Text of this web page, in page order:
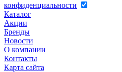
конфиденциальности
Каталог
Акции
Бренды
Новости
О компании
Контакты
Карта сайта